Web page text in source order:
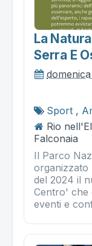
La
Serra E
Sport ,
Rio
Falconaia
Il Parco
organizzato
del 2024 il
Centro' che
eventi e